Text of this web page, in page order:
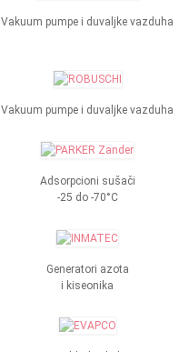
Vakuum pumpe i duvaljke vazduha
Vakuum pumpe i duvaljke vazduha
Adsorpcioni sušači
-25 do -70°C
Generatori azota
i kiseonika